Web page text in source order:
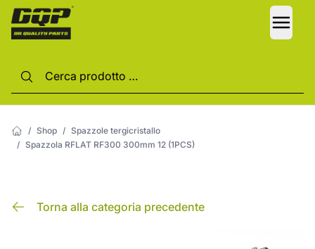
/ Shop / Spazzole tergicristallo
/ Spazzola RFLAT RF300 300mm 12 (1PCS)
Torna alla categoria precedente